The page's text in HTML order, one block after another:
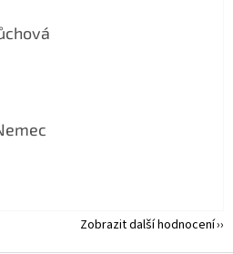
je 5 z 5 hvězdiček.
je 5 z 5 hvězdiček.
Zobrazit další hodnocení